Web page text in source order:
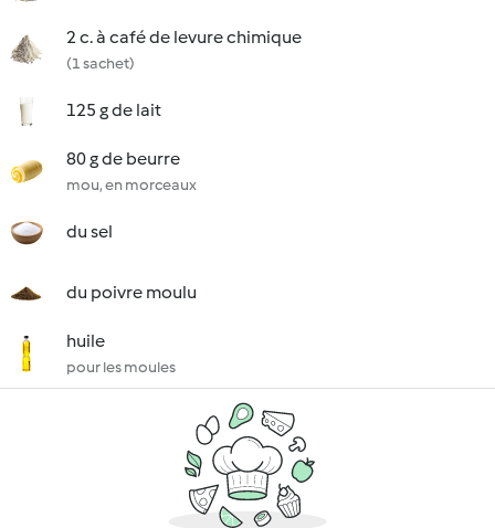
2 c. à café de levure chimique
(1 sachet)
125 g de lait
80 g de beurre
mou, en morceaux
du sel
du poivre moulu
huile
pour les moules